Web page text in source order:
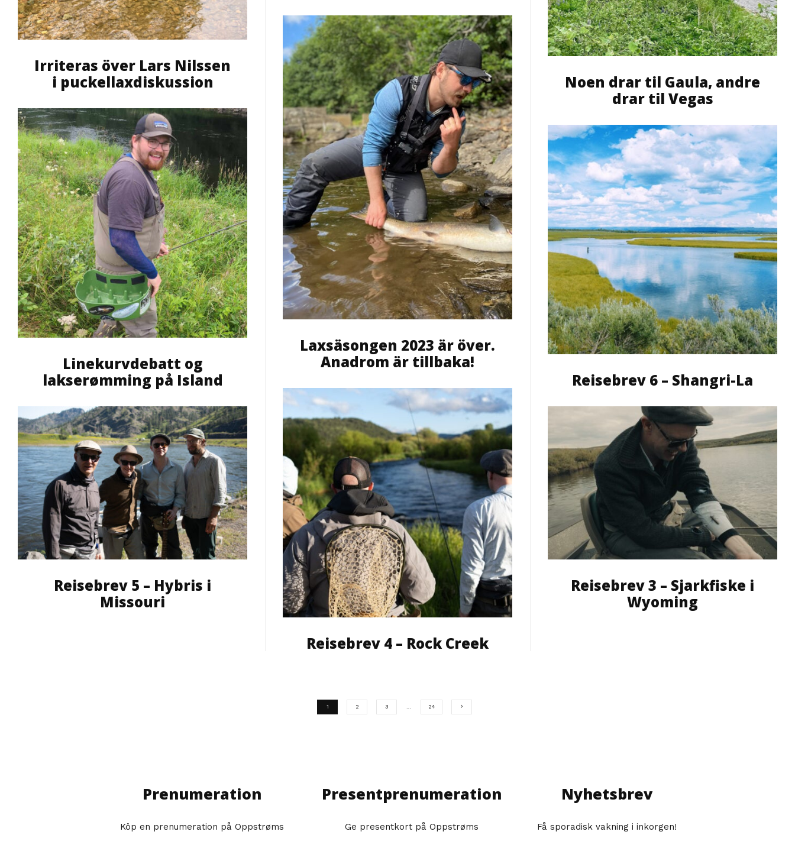
Irriteras över Lars Nilssen
i puckellaxdiskussion
Linekurvdebatt og
lakserømming på Island
Reisebrev 5 – Hybris i
Missouri
Laxsäsongen 2023 är över.
Anadrom är tillbaka!
Reisebrev 4 – Rock Creek
Noen drar til Gaula, andre
drar til Vegas
Reisebrev 6 – Shangri-La
Reisebrev 3 – Sjarkfiske i
Wyoming
1 2 3 24
Prenumeration
Köp en prenumeration på Oppstrøms
Presentprenumeration
Ge presentkort på Oppstrøms
Nyhetsbrev
Få sporadisk vakning i inkorgen!